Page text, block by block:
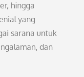
hingga
yang
sarana untuk
dan